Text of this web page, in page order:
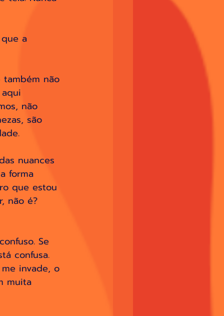
a
não
não
são
nuances
forma
que estou
não é?
Se
confusa.
invade, o
muita